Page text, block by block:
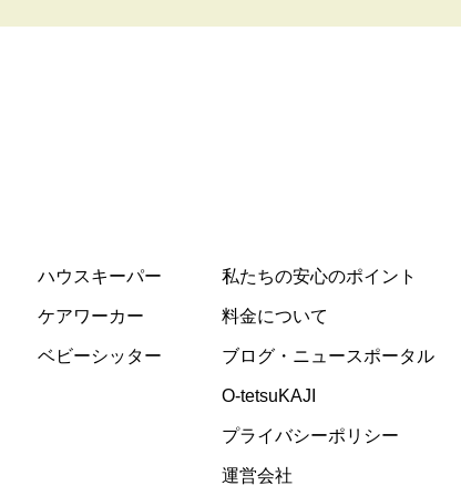
ハウスキーパー
ケアワーカー
ベビーシッター
私たちの安心のポイント
料金について
ブログ・ニュースポータル
O-tetsuKAJI
プライバシーポリシー
運営会社